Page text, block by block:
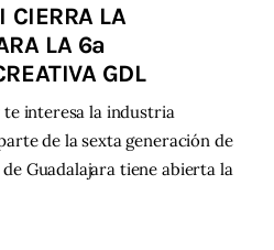
CIERRA LA
LA 6a
GDL
te interesa la industria
de la sexta generación de
Guadalajara tiene abierta la